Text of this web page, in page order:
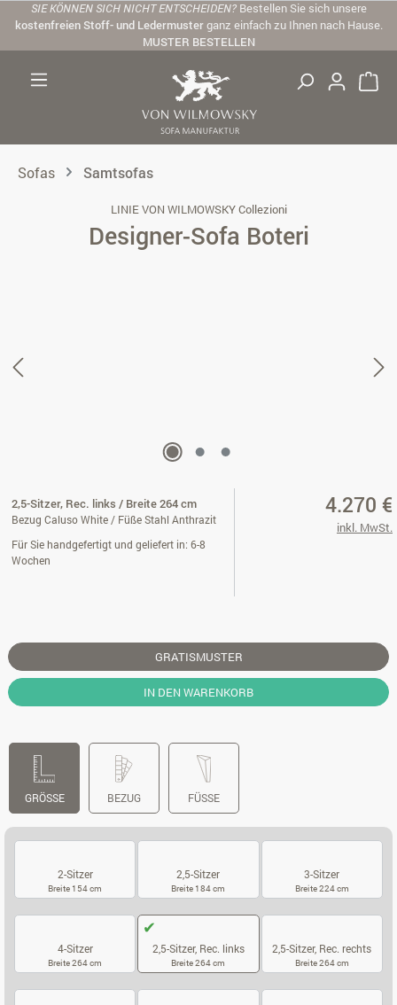
Zum Hauptinhalt springen
SIE KÖNNEN SICH NICHT ENTSCHEIDEN? Bestellen Sie sich unsere
kostenfreien Stoff- und Ledermusterganz einfach zu Ihnen nach Hause.
MUSTER BESTELLEN
Sofas Samtsofas
LINIE VON WILMOWSKY Collezioni
Designer-Sofa Boteri
2,5-Sitzer, Rec. links / Breite 264 cm
Bezug Caluso White / Füße Stahl Anthrazit
Für Sie handgefertigt und geliefert in: 6-8
Wochen
4.270 €
inkl. MwSt.
GRATISMUSTER
IN DEN WARENKORB
GRÖSSE BEZUG FÜSSE
2-Sitzer
Breite 154 cm
2,5-Sitzer
Breite 184 cm
3-Sitzer
Breite 224 cm
4-Sitzer
Breite 264 cm
2,5-Sitzer, Rec. links
Breite 264 cm
2,5-Sitzer, Rec. rechts
Breite 264 cm